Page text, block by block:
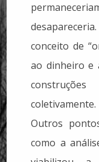
conceito de
ao dinheiro e
coletivamente.
Outros
como a